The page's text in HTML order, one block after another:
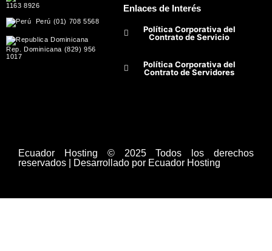
1163 8926
Perú (01) 708 5568
Rep. Dominicana (829) 956
1017
Enlaces de Interés
Política Corporativa del
Contrato de Servicio
Política Corporativa del
Contrato de Servidores
Ecuador Hosting © 2025 Todos los derechos
reservados | Desarrollado por Ecuador Hosting